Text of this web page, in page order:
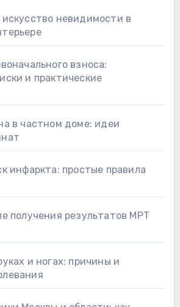
невидимости в
взноса:
и практические
в частном доме: идеи
инфаркта: простые правила
получения результатов МРТ
и ногах: причины и